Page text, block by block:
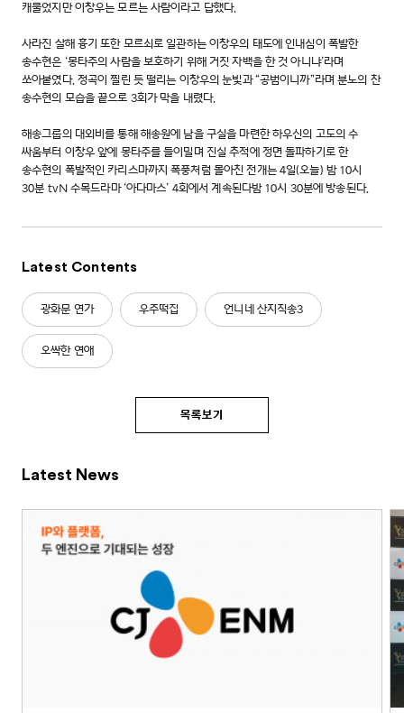
캐물었지만 이창우는 모르는 사람이라고 답했다.
사라진 살해 흉기 또한 모르쇠로 일관하는 이창우의 태도에 인내심이 폭발한
송수현은 ‘몽타주의 사람을 보호하기 위해 거짓 자백을 한 것 아니냐’라며
쏘아붙였다. 정곡이 찔린 듯 떨리는 이창우의 눈빛과 “공범이니까”라며 분노의 찬
송수현의 모습을 끝으로 3회가 막을 내렸다.
해송그룹의 대외비를 통해 해송원에 남을 구실을 마련한 하우신의 고도의 수
싸움부터 이창우 앞에 몽타주를 들이밀며 진실 추적에 정면 돌파하기로 한
송수현의 폭발적인 카리스마까지 폭풍처럼 몰아친 전개는 4일(오늘) 밤 10시
30분 tvN 수목드라마 ‘아다마스’ 4회에서 계속된다밤 10시 30분에 방송된다.
Latest Contents
광화문 연가 우주떡집 언니네 산지직송3
오싹한 연애
목록보기
Latest News